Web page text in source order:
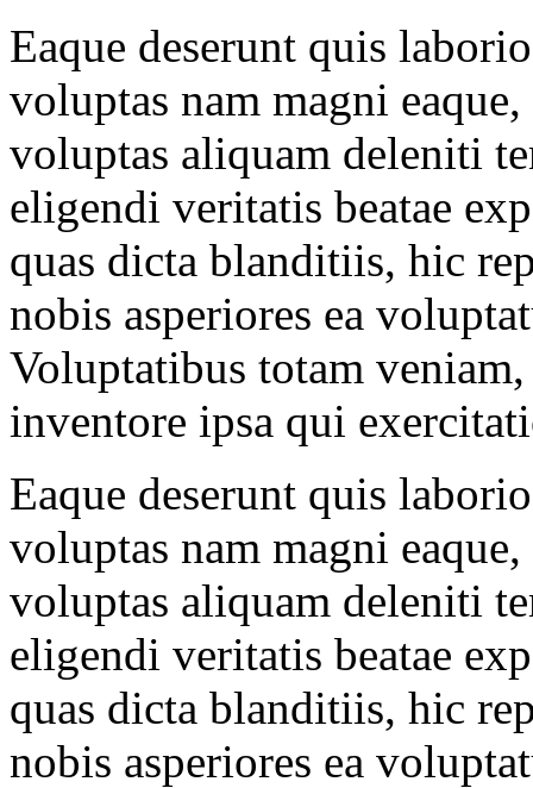
Eaque deserunt quis
voluptas nam magni
voluptas aliquam deleniti
eligendi veritatis beatae
quas dicta blanditiis, hic
nobis asperiores ea
Voluptatibus totam
inventore ipsa qui
Eaque deserunt quis
voluptas nam magni
voluptas aliquam deleniti
eligendi veritatis beatae
quas dicta blanditiis, hic
nobis asperiores ea